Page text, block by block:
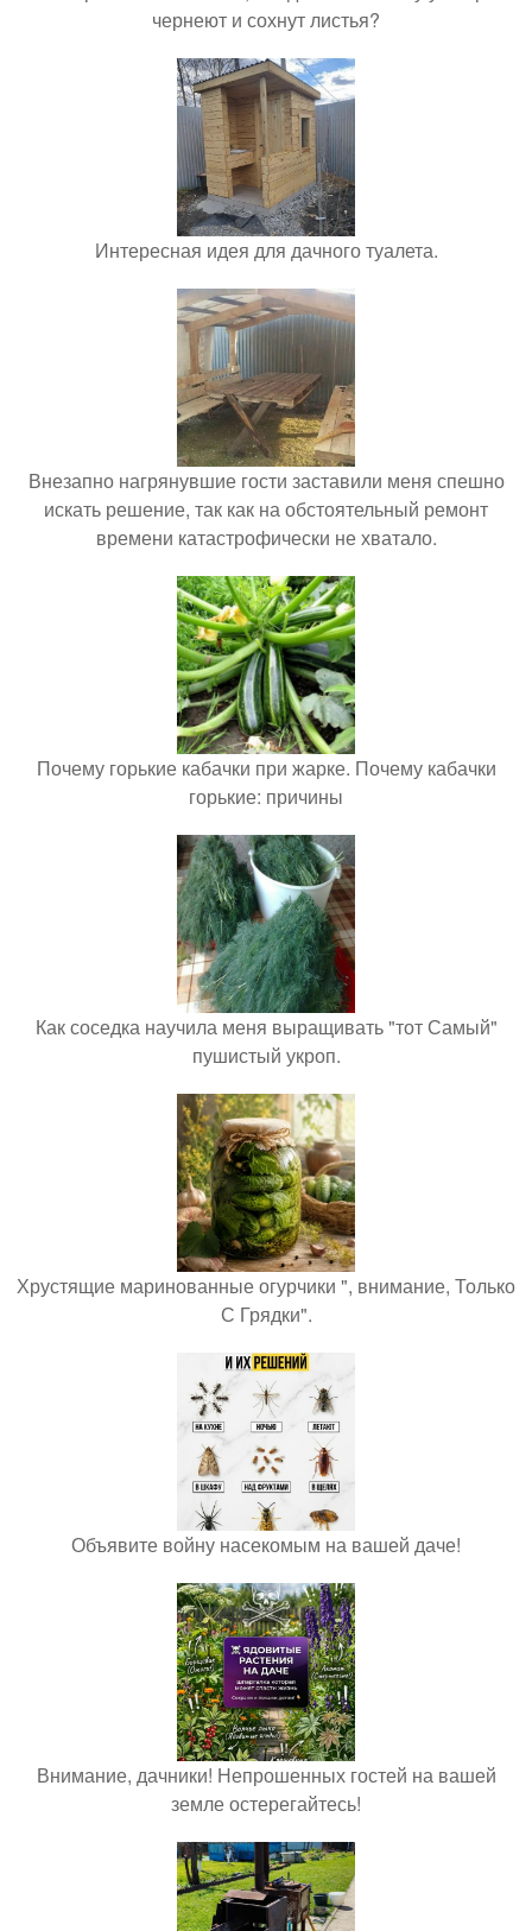
чернеют и сохнут листья?
Интересная идея для дачного туалета.
Внезапно нагрянувшие гости заставили меня спешно
искать решение, так как на обстоятельный ремонт
времени катастрофически не хватало.
Почему горькие кабачки при жарке. Почему кабачки
горькие: причины
Как соседка научила меня выращивать "тот Самый"
пушистый укроп.
Хрустящие маринованные огурчики ", внимание, Только
С Грядки".
Объявите войну насекомым на вашей даче!
Внимание, дачники! Непрошенных гостей на вашей
земле остерегайтесь!